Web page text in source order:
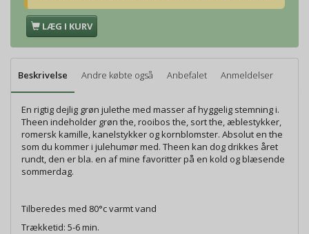
LÆG I KURV
Beskrivelse Andre købte også Anbefalet Anmeldelser
En rigtig dejlig grøn julethe med masser af hyggelig stemning i.
Theen indeholder grøn the, rooibos the, sort the, æblestykker,
romersk kamille, kanelstykker og kornblomster. Absolut en the
som du kommer i julehumør med. Theen kan dog drikkes året
rundt, den er bla. en af mine favoritter på en kold og blæsende
sommerdag.
Tilberedes med 80°c varmt vand
Trækketid: 5-6 min.